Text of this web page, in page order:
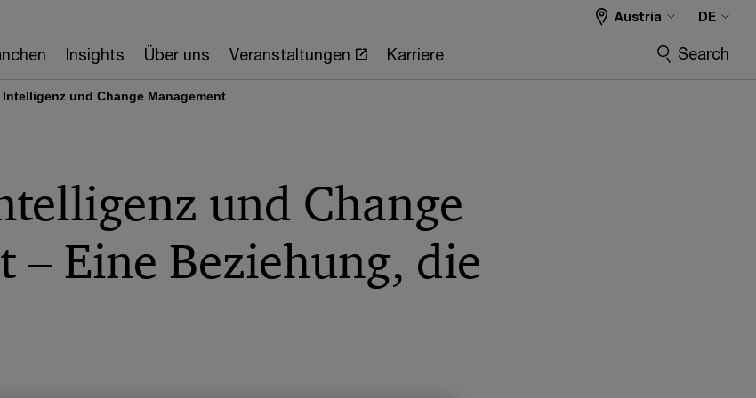
Insights Über uns Veranstaltungen Karriere
Austria DE
Search
und Change Management
und Change
– Eine Beziehung, die